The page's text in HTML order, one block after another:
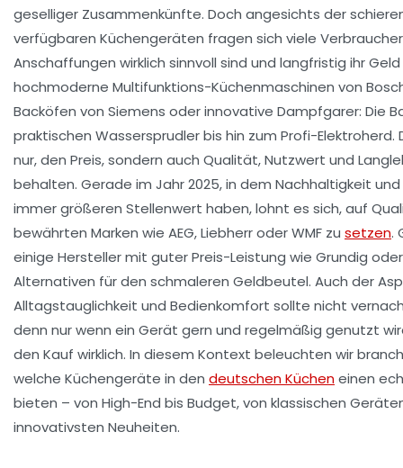
geselliger Zusammenkünfte. Doch angesichts der
verfügbaren Küchengeräten fragen sich viele
Anschaffungen wirklich sinnvoll sind und langfristig ihr
hochmoderne Multifunktions-Küchenmaschinen von
Backöfen von Siemens oder innovative Dampfgarer: Die
praktischen Wassersprudler bis hin zum Profi-Elektroherd.
nur, den Preis, sondern auch Qualität, Nutzwert und
behalten. Gerade im Jahr 2025, in dem Nachhaltigkeit und
immer größeren Stellenwert haben, lohnt es sich, auf
bewährten Marken wie AEG, Liebherr oder WMF zu setzen.
einige Hersteller mit guter Preis-Leistung wie Grundig
Alternativen für den schmaleren Geldbeutel. Auch der
Alltagstauglichkeit und Bedienkomfort sollte nicht
denn nur wenn ein Gerät gern und regelmäßig genutzt
den Kauf wirklich. In diesem Kontext beleuchten wir
welche Küchengeräte in den deutschen Kücheneinen
bieten – von High-End bis Budget, von klassischen
innovativsten Neuheiten.